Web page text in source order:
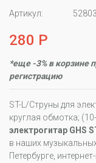
Артикул:
280 Р
*еще -3% в корзине
регистрацию
ST-L/Струны для
круглая обмотка;
электрогитар GHS
в наших
Петербурге,